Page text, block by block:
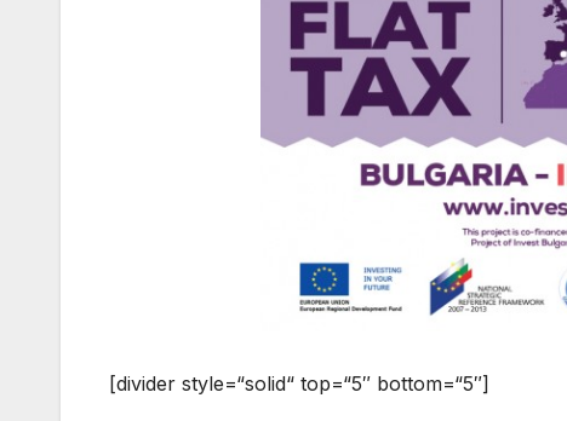
[divider style=“solid“ top=“5″ bottom=“5″]